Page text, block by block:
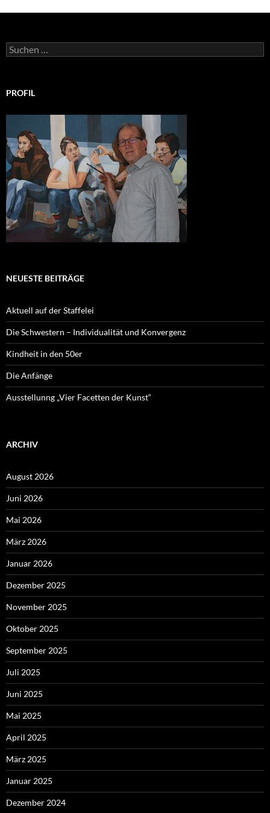
Suchen
nach:
PROFIL
NEUESTE BEITRÄGE
Aktuell auf der Staffelei
Die Schwestern – Individualität und Konvergenz
Kindheit in den 50er
Die Anfänge
Ausstellunng „Vier Facetten der Kunst“
ARCHIV
August 2026
Juni 2026
Mai 2026
März 2026
Januar 2026
Dezember 2025
November 2025
Oktober 2025
September 2025
Juli 2025
Juni 2025
Mai 2025
April 2025
März 2025
Januar 2025
Dezember 2024